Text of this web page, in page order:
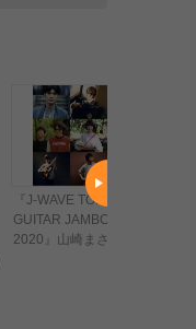
『J-WAVE TOKYO
GUITAR JAMBOREE
2020』山崎まさよしの出